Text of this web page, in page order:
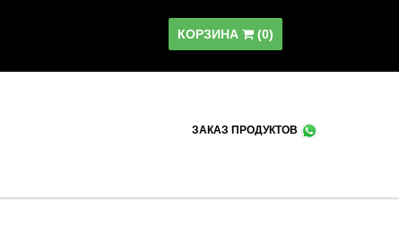
КОРЗИНА (0)
ЗАКАЗ ПРОДУКТОВ